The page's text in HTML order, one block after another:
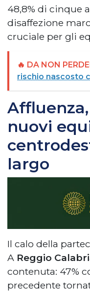
48,8% di cinque
disaffezione
cruciale per gli
🔥 DA NON
rischio nascosto
nuovi
largo
Il calo della
A Reggio
contenuta: 47%
precedente